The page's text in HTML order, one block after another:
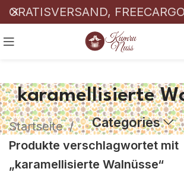
karamellisierte
Categories
Startseite
Produkte verschlagwortet mit
„karamellisierte Walnüsse“
GRATISVERSAND,
KOSTENLOSER! 🎉